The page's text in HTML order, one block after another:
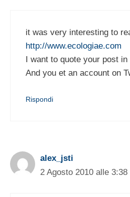
it was very interesting to
http://www.ecologiae.com
I want to quote your post
And you et an account on
Rispondi
alex_jsti
2 Agosto 2010 alle 3:38